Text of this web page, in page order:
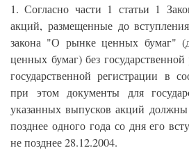
1. Согласно части 1 статьи 1
акций, размещенные до
закона "О рынке ценных бумаг"
ценных бумаг) без
государственной регистрации в
при этом документы для
указанных выпусков акций
позднее одного года со дня его
не позднее 28.12.2004.